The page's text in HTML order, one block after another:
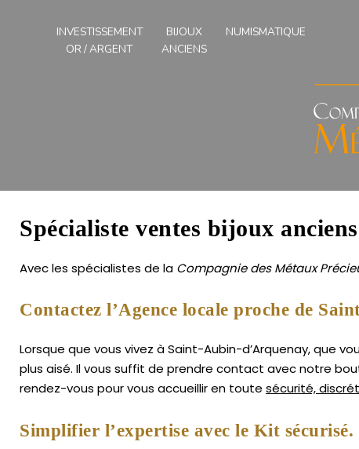
INVESTISSEMENT
OR / ARGENT
BIJOUX
ANCIENS
NUMISMATIQUE
Spécialiste ventes bijoux
Avec les spécialistes de la Compagnie des Métaux
Contactez l’Agence locale proche de
Lorsque que vous vivez à Saint-Aubin-d’Arquenay, que
plus aisé. Il vous suffit de prendre contact avec notre
rendez-vous pour vous accueillir en toute sécurité,
Simplifier l’expertise avec le Kit sécurisé.